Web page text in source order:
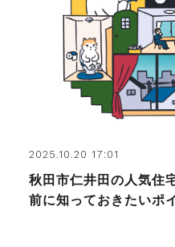
2025.10.20 17:01
秋田市仁井田の人気住
前に知っておきたいポ